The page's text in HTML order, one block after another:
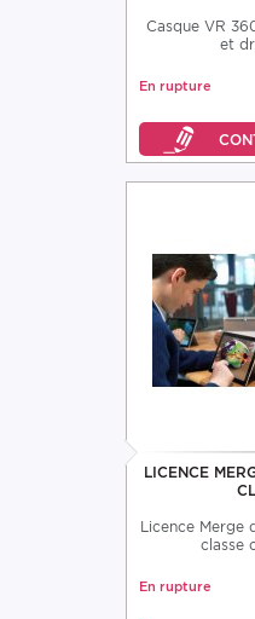
Casque VR
et
En rupture
LICENCE
Licence Merge
classe
En rupture